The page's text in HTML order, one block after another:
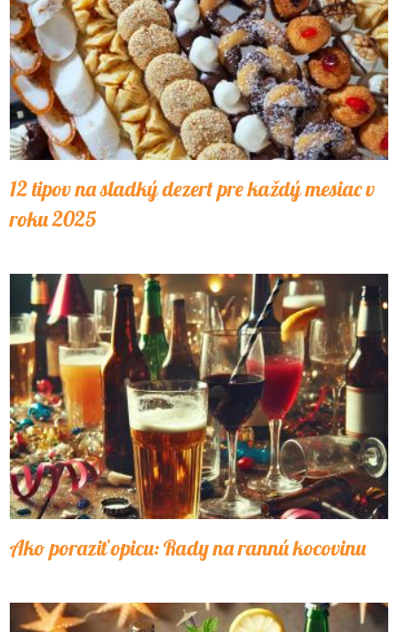
12 tipov na sladký dezert pre každý mesiac v
roku 2025
Ako poraziť opicu: Rady na rannú kocovinu